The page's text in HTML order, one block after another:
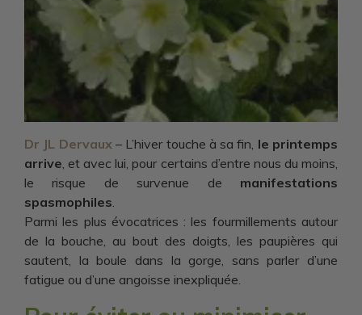
Dr JL Dervaux – L’hiver touche à sa fin, le printemps
arrive, et avec lui, pour certains d’entre nous du moins,
le risque de survenue de manifestations
spasmophiles.
Parmi les plus évocatrices : les fourmillements autour
de la bouche, au bout des doigts, les paupières qui
sautent, la boule dans la gorge, sans parler d’une
fatigue ou d’une angoisse inexpliquée.